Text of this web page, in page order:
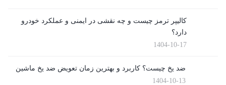
کالیپر ترمز چیست و چه نقشی در ایمنی و عملکرد خودرو
دارد؟
1404-10-17
ضد یخ چیست؟ کاربرد و بهترین زمان تعویض ضد یخ ماشین
1404-10-13